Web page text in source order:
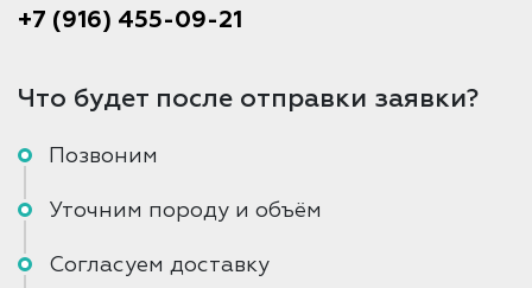
+7 (916) 455-09-21
Что будет после отправки заявки?
Позвоним
Уточним породу и объём
Согласуем доставку